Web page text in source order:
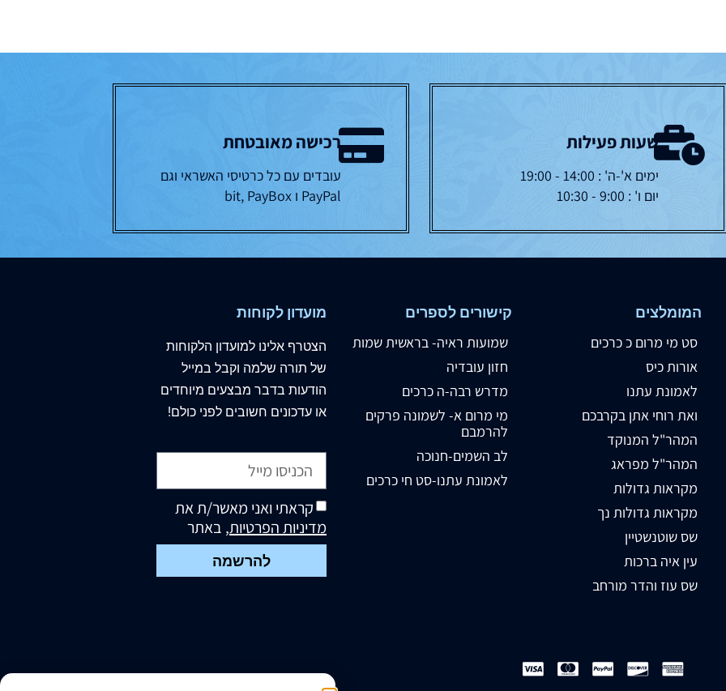
שעות פעילות
ימים א'-ה' : 14:00 - 19:00
יום ו' : 9:00 - 10:30
רכישה מאובטחת
עובדים עם כל כרטיסי האשראי וגם
PayPal ו bit, PayBox
המומלצים
סט מי מרום כ כרכים
אורות כיס
לאמונת עתנו
ואת רוחי אתן בקרבכם
המהר"ל המנוקד
המהר"ל מפראג
מקראות גדולות
מקראות גדולות נך
שס שוטנשטיין
עין איה ברכות
שס עוז והדר מורחב
קישורים לספרים
שמועות ראיה- בראשית שמות
חזון עובדיה
מדרש רבה-ה כרכים
מי מרום א- לשמונה פרקים
להרמבם
לב השמים-חנוכה
לאמונת עתנו-סט חי כרכים
מועדון לקוחות
הצטרף אלינו למועדון הלקוחות
של תורה שלמה וקבל במייל
הודעות בדבר מבצעים מיוחדים
או עדכונים חשובים לפני כולם!
קראתי ואני מאשר/ת את
מדיניות הפרטיות, באתר
להרשמה